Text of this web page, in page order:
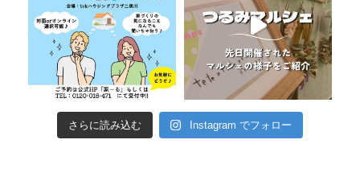
さらに読み込む Instagram でフォロー